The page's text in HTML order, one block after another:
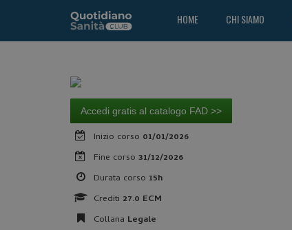
HOME CHI SIAMO
Accedi gratis al catalogo FAD >>
Inizio corso 01/01/2026
Fine corso 31/12/2026
Durata corso 15h
Crediti 27.0 ECM
Collana Legale